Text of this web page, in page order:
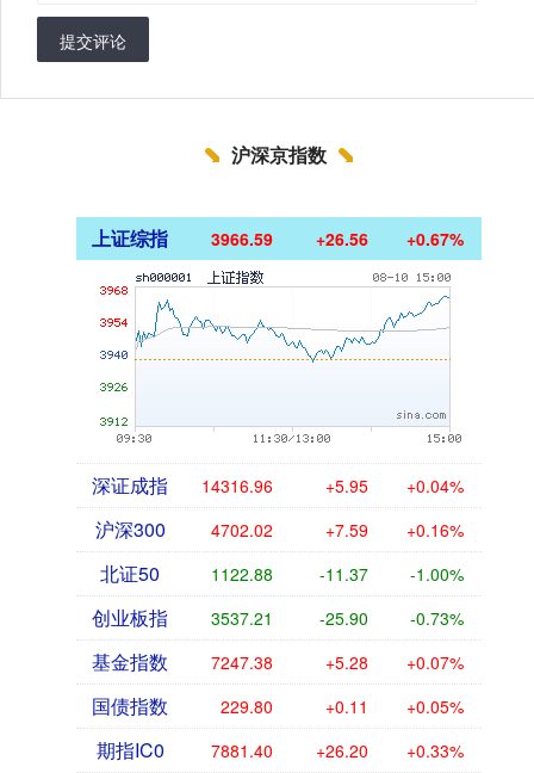
提交评论
沪深京指数
上证综指 3966.59 +26.56 +0.67%
深证成指 14316.96 +5.95 +0.04%
沪深300 4702.02 +7.59 +0.16%
北证50 1122.88 -11.37 -1.00%
创业板指 3537.21 -25.90 -0.73%
基金指数 7247.38 +5.28 +0.07%
国债指数 229.80 +0.11 +0.05%
期指IC0 7881.40 +26.20 +0.33%